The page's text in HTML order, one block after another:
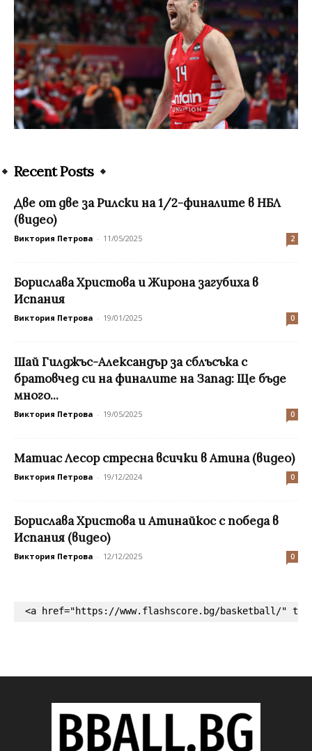
Recent Posts
Две от две за Рилски на 1/2-финалите в НБЛ
(видео)
Виктория Петрова - 11/05/2025 2
Борислава Христова и Жирона загубиха в
Испания
Виктория Петрова - 19/01/2025 0
Шай Гилджъс-Александър за сблъсъка с
братовчед си на финалите на Запад: Ще бъде
много...
Виктория Петрова - 19/05/2025 0
Mатиас Лесор стресна всички в Атина (видео)
Виктория Петрова - 19/12/2024 0
Борислава Христова и Атинайкос с победа в
Испания (видео)
Виктория Петрова - 12/12/2025 0
<a href="https://www.flashscore.bg/basketball/"